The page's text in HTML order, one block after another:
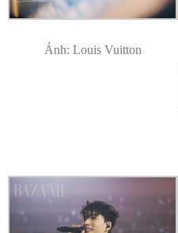
Ảnh: Louis Vuitton